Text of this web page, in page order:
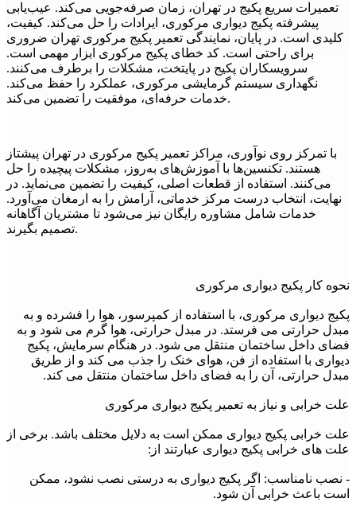
تعمیرات سریع پکیج در تهران، زمان صرفه‌جویی می‌کند. عیب‌یابی
پیشرفته پکیج دیواری مرکوری، ایرادات را حل می‌کند. کیفیت،
کلیدی است. در پایان، نمایندگی تعمیر پکیج مرکوری تهران ضروری
برای راحتی است. کد خطای پکیج مرکوری ابزار مهمی است.
سرویسکاران پکیج در پایتخت، مشکلات را برطرف می‌کنند.
نگهداری سیستم گرمایشی مرکوری، عملکرد را حفظ می‌کند.
خدمات حرفه‌ای، موفقیت را تضمین می‌کند.
با تمرکز روی نوآوری، مراکز تعمیر پکیج مرکوری در تهران پیشتاز
هستند. تکنسین‌ها با آموزش‌های به‌روز، مشکلات پیچیده را حل
می‌کنند. استفاده از قطعات اصلی، کیفیت را تضمین می‌نماید. در
نهایت، انتخاب درست مرکز خدماتی، آرامش را به ارمغان می‌آورد.
خدمات شامل مشاوره رایگان نیز می‌شود تا مشتریان آگاهانه
تصمیم بگیرند.
نحوه کار پکیج دیواری مرکوری
پکیج دیواری مرکوری، با استفاده از کمپرسور، هوا را فشرده و به
مبدل حرارتی می فرستد. در مبدل حرارتی، هوا گرم می شود و به
فضای داخل ساختمان منتقل می شود. در هنگام سرمایش، پکیج
دیواری با استفاده از فن، هوای خنک را جذب می کند و از طریق
مبدل حرارتی، آن را به فضای داخل ساختمان منتقل می کند.
علت خرابی و نیاز به تعمیر پکیج دیواری مرکوری
علت خرابی پکیج دیواری ممکن است به دلایل مختلف باشد. برخی از
علت های خرابی پکیج دیواری عبارتند از:
- نصب نامناسب: اگر پکیج دیواری به درستی نصب نشود، ممکن
است باعث خرابی آن شود.